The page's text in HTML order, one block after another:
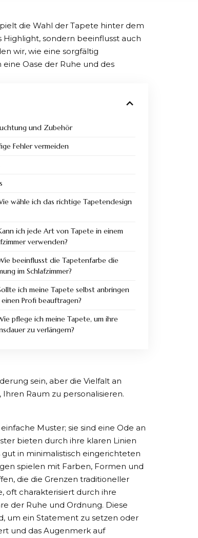
die Wahl der Tapete hinter dem
Highlight, sondern beeinflusst auch
wir, wie eine sorgfältig
Oase der Ruhe und des
und Zubehör
Fehler vermeiden
wähle ich das richtige Tapetendesign
ich jede Art von Tapete in einem
verwenden?
beeinflusst die Tapetenfarbe die
im Schlafzimmer?
ich meine Tapete selbst anbringen
Profi beauftragen?
pflege ich meine Tapete, um ihre
zu verlängern?
sein, aber die Vielfalt an
Raum zu personalisieren.
Muster; sie sind eine Ode an
bieten durch ihre klaren Linien
in minimalistisch eingerichteten
spielen mit Farben, Formen und
die die Grenzen traditioneller
oft charakterisiert durch ihre
der Ruhe und Ordnung. Diese
um ein Statement zu setzen oder
und das Augenmerk auf